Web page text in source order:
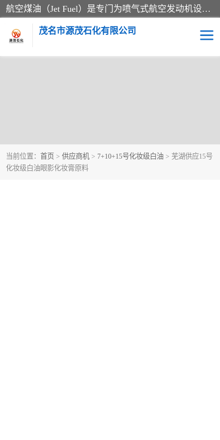
航空煤油（Jet Fuel）是专门为喷气式航空发动机设计的高纯度燃料，主要分为Jet A、Jet A-1和Jet B等类型。其特点是闪点高、低温流动性好，并添加了抗静电剂和抗氧化剂以确保飞行安全。航空煤油需
茂名市源茂石化有限公司
当前位置： 首页 > 供应商机 > 7+10+15号化妆级白油 > 芜湖供应15号
化妆级白油眼影化妆膏原料